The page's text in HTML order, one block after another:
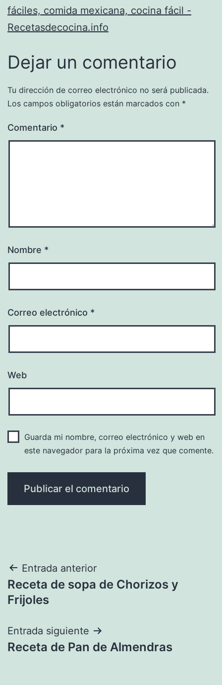
fáciles, comida mexicana, cocina fácil -
Recetasdecocina.info
Dejar un comentario
Tu dirección de correo electrónico no será publicada.
Los campos obligatorios están marcados con *
Comentario *
Nombre *
Correo electrónico *
Web
Guarda mi nombre, correo electrónico y web en
este navegador para la próxima vez que comente.
Navegación
de
Entrada anterior
Receta de sopa de Chorizos y
Frijoles
Entrada siguiente
Receta de Pan de Almendras